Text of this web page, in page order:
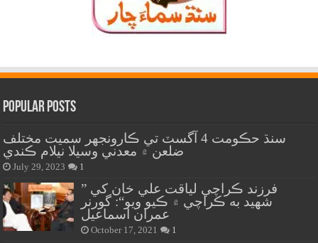
Popular Posts
سنڌ حڪومت 4 آگسٽ تي ڪارونجهر سميت مختلف
ضلعن ۾ معدني وسيلا نيلام ڪندي
July 29, 2023 1
” فرزند ڪراچي لياقت علي خان کي
شهيد به ڪراچي ۾ ڪيو ويو“: گورنر
عمران اسماعيل
October 17, 2021 1